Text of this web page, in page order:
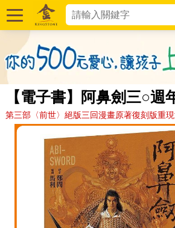
【電子書】阿鼻劍三○週
第三部〈前世〉絕版三回漫畫原著復刻版重